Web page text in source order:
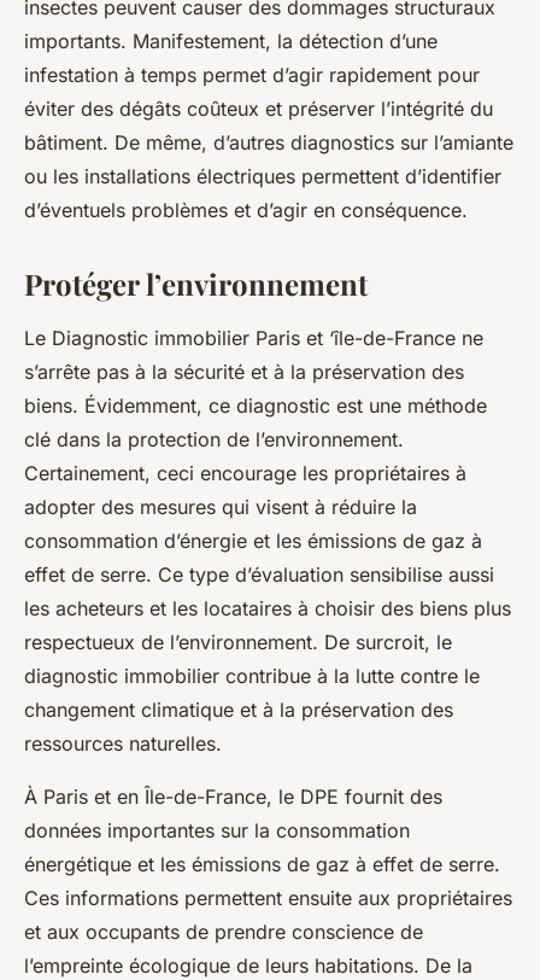
insectes peuvent causer des dommages structuraux
importants. Manifestement, la détection d’une
infestation à temps permet d’agir rapidement pour
éviter des dégâts coûteux et préserver l’intégrité du
bâtiment. De même, d’autres diagnostics sur l’amiante
ou les installations électriques permettent d’identifier
d’éventuels problèmes et d’agir en conséquence.
Protéger l’environnement
Le Diagnostic immobilier Paris et ‘île-de-France ne
s’arrête pas à la sécurité et à la préservation des
biens. Évidemment, ce diagnostic est une méthode
clé dans la protection de l’environnement.
Certainement, ceci encourage les propriétaires à
adopter des mesures qui visent à réduire la
consommation d’énergie et les émissions de gaz à
effet de serre. Ce type d’évaluation sensibilise aussi
les acheteurs et les locataires à choisir des biens plus
respectueux de l’environnement. De surcroit, le
diagnostic immobilier contribue à la lutte contre le
changement climatique et à la préservation des
ressources naturelles.
À Paris et en Île-de-France, le DPE fournit des
données importantes sur la consommation
énergétique et les émissions de gaz à effet de serre.
Ces informations permettent ensuite aux propriétaires
et aux occupants de prendre conscience de
l’empreinte écologique de leurs habitations. De la